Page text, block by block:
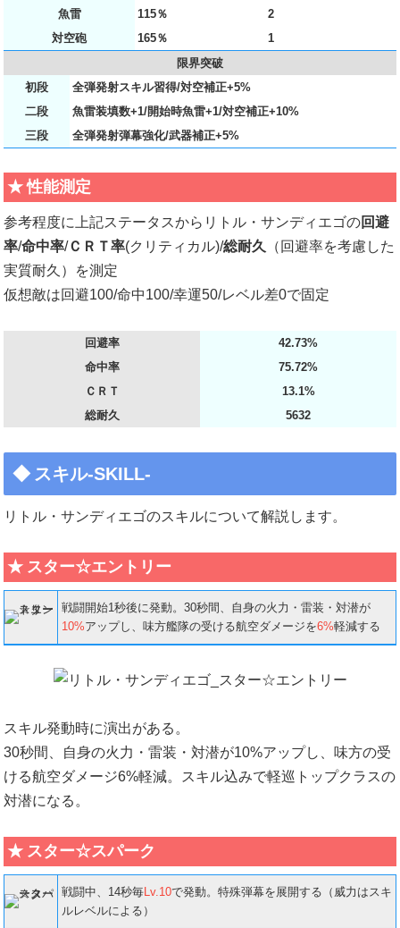
魚雷 115％
2
対空砲
165％
1
限界突破
初段
全弾発射スキル習得/対空補正+5%
二段
魚雷装填数+1/開始時魚雷+1/対空補正+10%
三段
全弾発射弾幕強化/武器補正+5%
性能測定
参考程度に上記ステータスからリトル・サンディエゴの回避
率/命中率/ＣＲＴ率(クリティカル)/総耐久
（回避率を考慮した
実質耐久）を測定
仮想敵は回避100/命中100/幸運50/レベル差0で固定
回避率
42.73%
命中率
75.72%
ＣＲＴ
13.1%
総耐久
5632
スキル-SKILL-
リトル・サンディエゴのスキルについて解説します。
スター☆エントリー
戦闘開始1秒後に発動。30秒間、自身の火力・雷装・対潜が
10%アップし、味方艦隊の受ける航空ダメージを6%軽減する
スキル発動時に演出がある。
30秒間、自身の火力・雷装・対潜が10%アップし、味方の受
ける航空ダメージ6%軽減。スキル込みで軽巡トップクラスの
対潜になる。
スター☆スパーク
戦闘中、14秒毎Lv.10で発動。特殊弾幕を展開する（威力はスキ
ルレベルによる）